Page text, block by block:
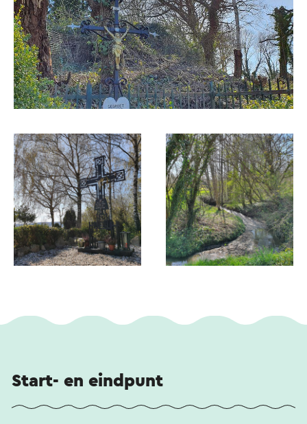
Start- en eindpunt